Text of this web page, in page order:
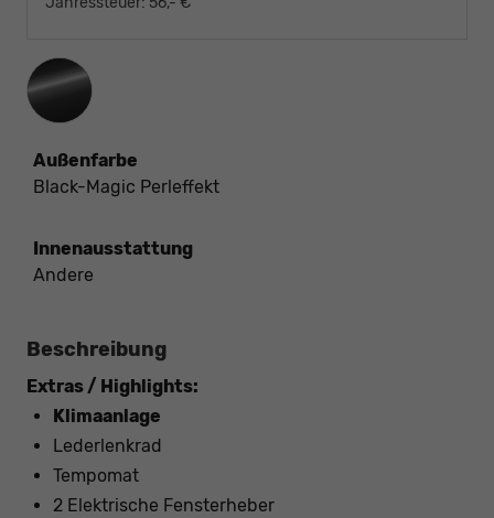
Außenfarbe
Black-Magic Perleffekt
Innenausstattung
Andere
Beschreibung
Extras / Highlights:
Klimaanlage
Lederlenkrad
Tempomat
2 Elektrische Fensterheber